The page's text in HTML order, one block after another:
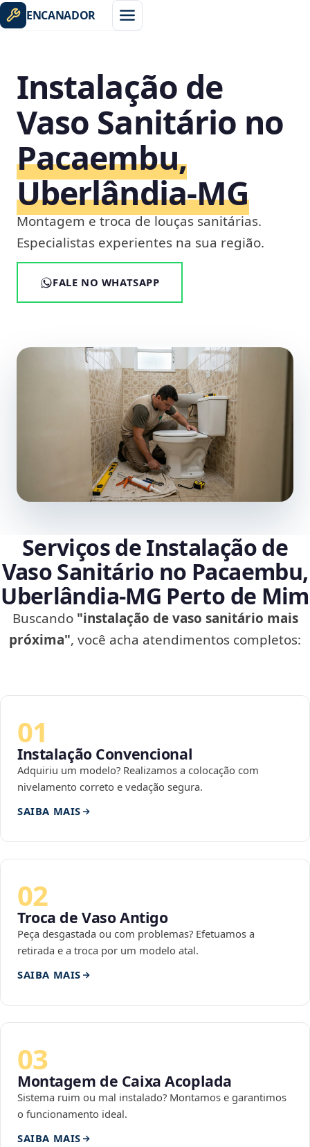
ENCANADOR
Instalação de
Vaso Sanitário no
Pacaembu,
Uberlândia‑MG
Montagem e troca de louças sanitárias.
Especialistas experientes na sua região.
FALE NO WHATSAPP
Serviços de Instalação de
Vaso Sanitário no Pacaembu,
Uberlândia‑MG Perto de Mim
Buscando "instalação de vaso sanitário mais
próxima", você acha atendimentos completos:
01
Instalação Convencional
Adquiriu um modelo? Realizamos a colocação com
nivelamento correto e vedação segura.
SAIBA MAIS
02
Troca de Vaso Antigo
Peça desgastada ou com problemas? Efetuamos a
retirada e a troca por um modelo atal.
SAIBA MAIS
03
Montagem de Caixa Acoplada
Sistema ruim ou mal instalado? Montamos e garantimos
o funcionamento ideal.
SAIBA MAIS